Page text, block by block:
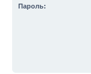
Пароль: